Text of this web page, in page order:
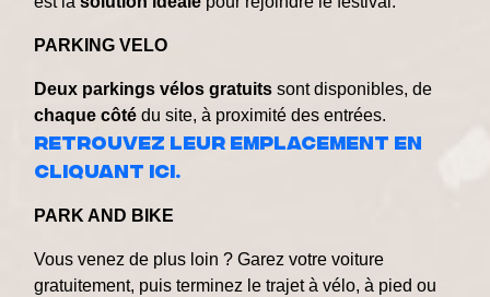
PARKING VELO
Deux parkings vélos gratuits sont disponibles, de
chaque côté du site, à proximité des entrées.
Retrouvez leur emplacement en
cliquant ici.
PARK AND BIKE
Vous venez de plus loin ? Garez votre voiture
gratuitement, puis terminez le trajet à vélo, à pied ou